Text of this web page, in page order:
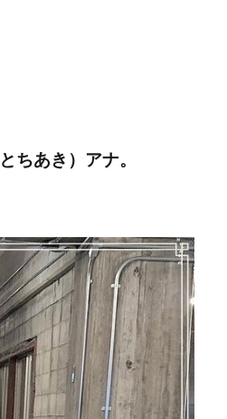
ちあき）アナ。